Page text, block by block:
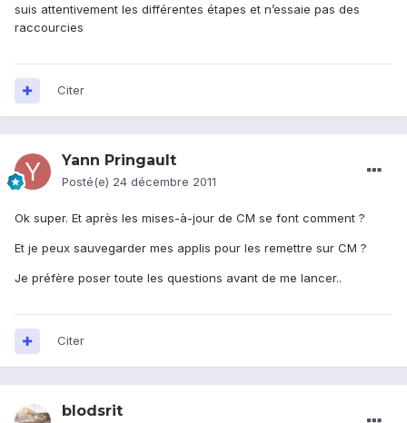
suis attentivement les différentes étapes et n’essaie pas des
raccourcies
Citer
Yann Pringault
Posté(e) 24 décembre 2011
Ok super. Et après les mises-à-jour de CM se font comment ?
Et je peux sauvegarder mes applis pour les remettre sur CM ?
Je préfère poser toute les questions avant de me lancer..
Citer
blodsrit